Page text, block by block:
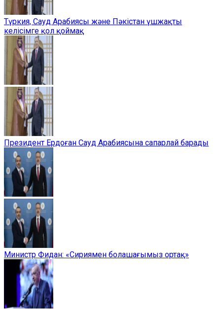
Түркия, Сауд Арабиясы және Пәкістан үшжақты
келісімге қол қоймақ
Президент Ердоған Сауд Арабиясына сапарлай барады
Министр Фидан: «Сириямен болашағымыз ортақ»